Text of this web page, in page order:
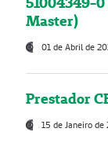
Master)
01 de Abril de
Prestador
15 de Janeiro de